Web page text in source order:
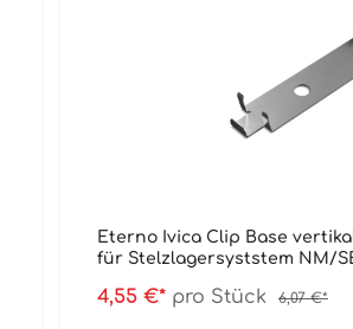
Eterno Ivica Clip Base
für Stelzlagersyststem NM/
4,55 €* pro Stück 6,07 €*